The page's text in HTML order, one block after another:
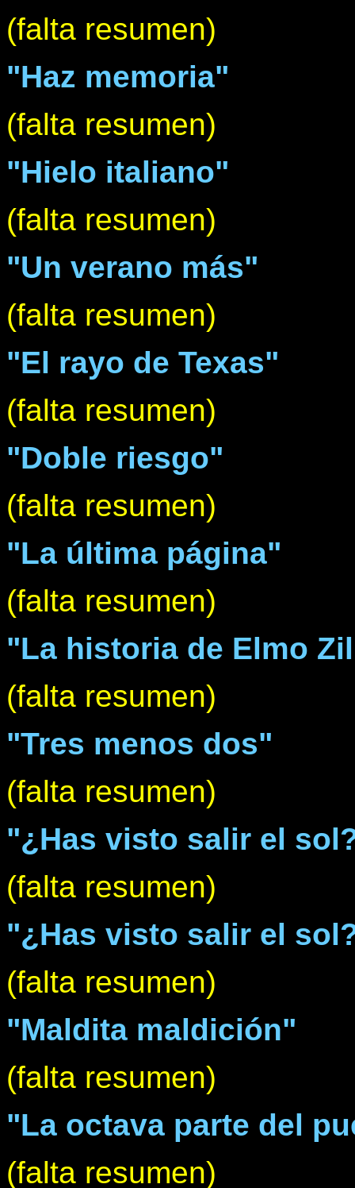
(falta resumen)
"Haz memoria"
(falta resumen)
"Hielo italiano"
(falta resumen)
"Un verano más"
(falta resumen)
"El rayo de Texas"
(falta resumen)
"Doble riesgo"
(falta resumen)
"La última página"
(falta resumen)
"La historia de Elmo
(falta resumen)
"Tres menos dos"
(falta resumen)
"¿Has visto salir el
(falta resumen)
"¿Has visto salir el
(falta resumen)
"Maldita maldición"
(falta resumen)
"La octava parte del
(falta resumen)